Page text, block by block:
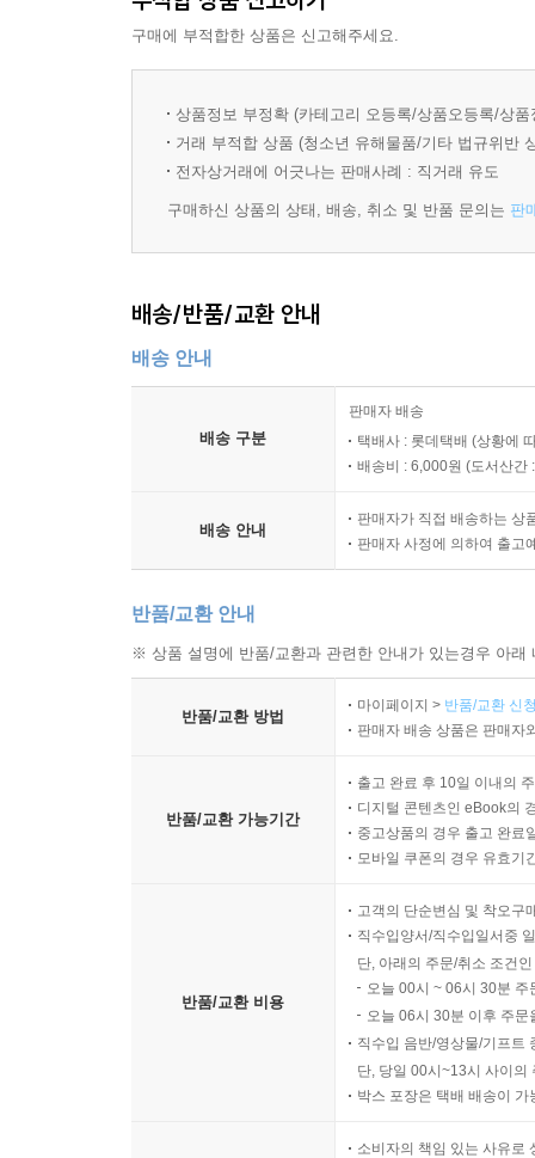
구매에 부적합한 상품은 신고해주세요.
상품정보 부정확 (카테고리 오등록/상품오등록/상
거래 부적합 상품 (청소년 유해물품/기타 법규위반
전자상거래에 어긋나는 판매사례 : 직거래 유도
구매하신 상품의 상태, 배송, 취소 및 반품 문의는 판
배송/반품/교환 안내
배송 안내
배송 구분
판매자 배송
택배사 : 롯데택배 (상황에
배송비 : 6,000원 (도서산간
배송 안내
판매자가 직접 배송하는 상
판매자 사정에 의하여 출고
반품/교환 안내
※ 상품 설명에 반품/교환과 관련한 안내가 있는경우 아
반품/교환 방법
마이페이지 > 반품/교환 신
판매자 배송 상품은 판매자
반품/교환 가능기간
출고 완료 후 10일 이내의
디지털 콘텐츠인 eBook의
중고상품의 경우 출고 완료
모바일 쿠폰의 경우 유효기
반품/교환 비용
고객의 단순변심 및 착오구
직수입양서/직수입일서중
단, 아래의 주문/취소 조건
오늘 00시 ~ 06시 30분
오늘 06시 30분 이후 주
직수입 음반/영상물/기프트
단, 당일 00시~13시 사이의
박스 포장은 택배 배송이
소비자의 책임 있는 사유로